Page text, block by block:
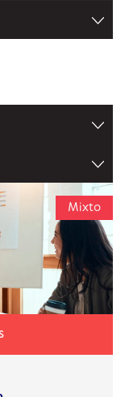
Mixto